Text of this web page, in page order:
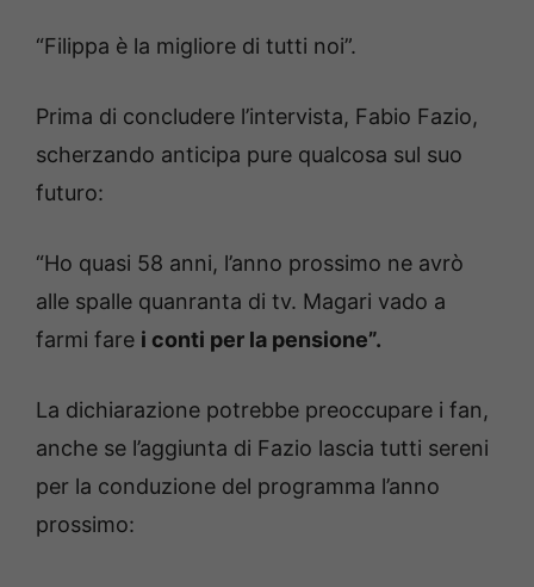
“Filippa è la migliore di tutti noi”.
Prima di concludere l’intervista, Fabio Fazio,
scherzando anticipa pure qualcosa sul suo
futuro:
“Ho quasi 58 anni, l’anno prossimo ne avrò
alle spalle quanranta di tv. Magari vado a
farmi fare i conti per la pensione”.
La dichiarazione potrebbe preoccupare i fan,
anche se l’aggiunta di Fazio lascia tutti sereni
per la conduzione del programma l’anno
prossimo: